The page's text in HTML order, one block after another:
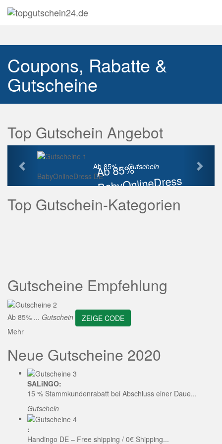
Coupons, Rabatte &
Gutscheine
Top Gutschein Angebot
Ab 85%
BabyOnlineDress
Rabatt
Ab 85% ...Gutschein
BabyOnlineDress DE
Vorherige
Top Gutschein-Kategorien
Gutscheine Empfehlung
Ab 85% ... Gutschein
ZEIGE CODE
Mehr
Neue Gutscheine 2020
SALiNGO:
15 % Stammkundenrabatt bei Abschluss einer Daue...
Gutschein
:
Handingo DE – Free shipping / 0€ Shipping...